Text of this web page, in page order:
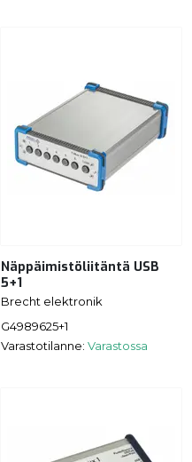
Näppäimistöliitäntä USB
5+1
Brecht elektronik
G4989625+1
Varastotilanne: Varastossa